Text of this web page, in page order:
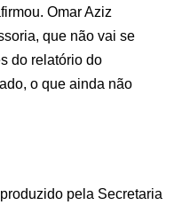
Omar Aziz
que não vai se
do relatório do
o que ainda não
pela Secretaria